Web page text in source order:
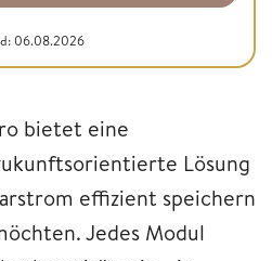
06.08.2026
bietet eine
Lösung
effizient speichern
Jedes Modul